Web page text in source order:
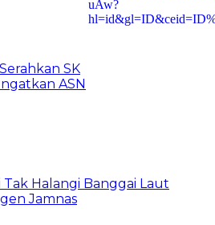
SK
ASN
Tak Halangi Banggai Laut
Jamnas